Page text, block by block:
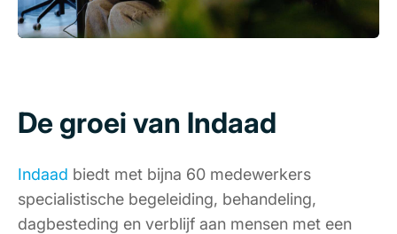
De groei van Indaad
Indaad biedt met bijna 60 medewerkers
specialistische begeleiding, behandeling,
dagbesteding en verblijf aan mensen met een